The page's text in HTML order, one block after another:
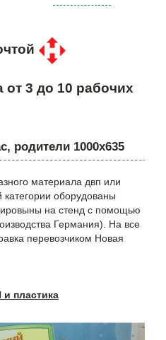
от 3 до 10 рабочих
родители 1000х635
материала двп или
оборудованы
на стенд с помощью
Германия). На все
перевозчиком Новая
пластика